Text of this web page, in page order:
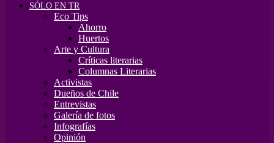
SÓLO EN TR
Eco Tips
Ahorro
Huertos
Arte y Cultura
Críticas literarias
Columnas Literarias
Activistas
Dueños de Chile
Entrevistas
Galería de fotos
Infografías
Opinión